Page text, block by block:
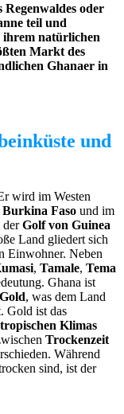
oder
teil und
ihrem natürlichen
Markt des
Ghanaer in
und
wird im Westen
Burkina Faso und im
derGolf von Guinea
Land gliedert sich
Einwohner. Neben
, Tamale, Tema
Ghana ist
Gold, was dem Land
Gold ist das
tropischen Klimas
Trockenzeit
Während
sind, ist der